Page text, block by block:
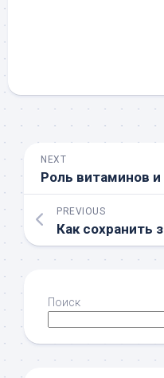
NEXT
PREVIOUS
Поиск